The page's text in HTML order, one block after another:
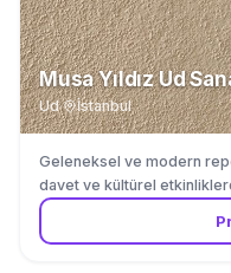
Musa Yıldız Ud
Ud· İstanbul
Geleneksel ve modern
davet ve kültürel
muzigi ve Turk muzigi